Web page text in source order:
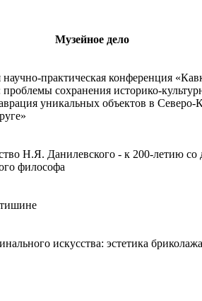
Музейное дело
практическая конференция
сохранения историко-
уникальных объектов в Северо-
Н.Я. Данилевского - к 200-летию со
философа
искусства: эстетика бриколажа